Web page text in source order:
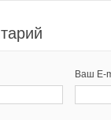
Ваш E-
Panasonic
Ожидаемые
года):